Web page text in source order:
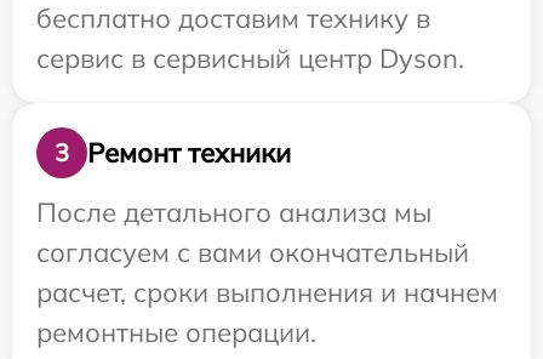
бесплатно доставим технику в
сервис в сервисный центр Dyson.
3
Ремонт техники
После детального анализа мы
согласуем с вами окончательный
расчет, сроки выполнения и начнем
ремонтные операции.